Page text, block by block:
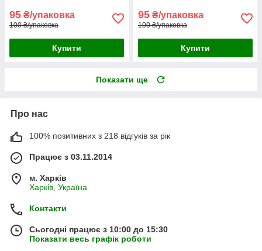
95 ₴/упаковка
100 ₴/упаковка
Купити
95 ₴/упаковка
100 ₴/упаковка
Купити
Показати ще
Про нас
100% позитивних з 218 відгуків за рік
Працює з 03.11.2014
м. Харків
Харків, Україна
Контакти
Сьогодні працює з 10:00 до 15:30
Показати весь графік роботи